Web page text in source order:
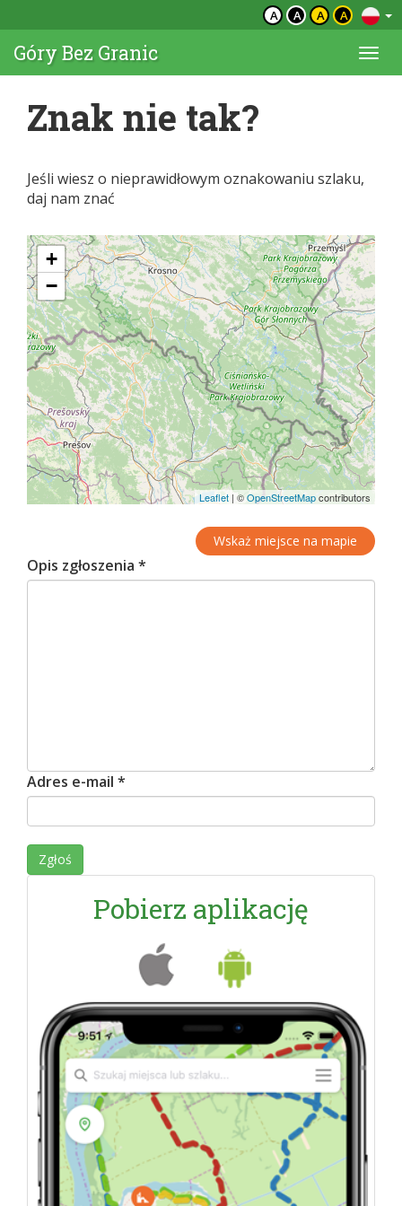
A A A A
Góry Bez Granic
Znak nie tak?
Jeśli wiesz o nieprawidłowym oznakowaniu szlaku,
daj nam znać
+
−
Leaflet |©OpenStreetMapcontributors
Wskaż miejsce na mapie
Opis zgłoszenia *
Adres e-mail *
Pobierz aplikację